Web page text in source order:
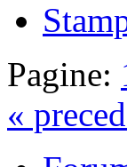
Pagine:
«